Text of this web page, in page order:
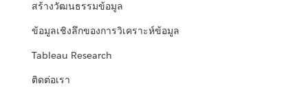
สร้างวัฒนธรรมข้อมูล
ข้อมูลเชิงลึกของการวิเคราะห์ข้อมูล
Tableau Research
ติดต่อเรา